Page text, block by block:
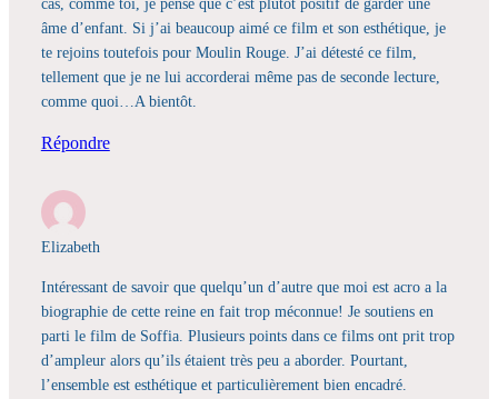
âme d’enfant. Si j’ai beaucoup aimé ce film et son esthétique, je
te rejoins toutefois pour Moulin Rouge. J’ai détesté ce film,
tellement que je ne lui accorderai même pas de seconde lecture,
comme quoi…A bientôt.
Répondre
Elizabeth
Intéressant de savoir que quelqu’un d’autre que moi est acro a la
biographie de cette reine en fait trop méconnue! Je soutiens en
parti le film de Soffia. Plusieurs points dans ce films ont prit trop
d’ampleur alors qu’ils étaient très peu a aborder. Pourtant,
l’ensemble est esthétique et particulièrement bien encadré.